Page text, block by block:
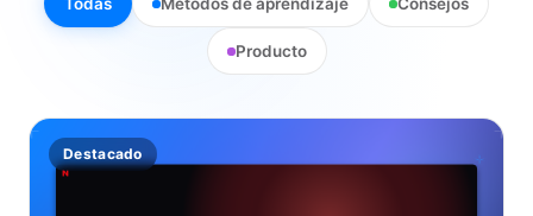
Producto
Destacado